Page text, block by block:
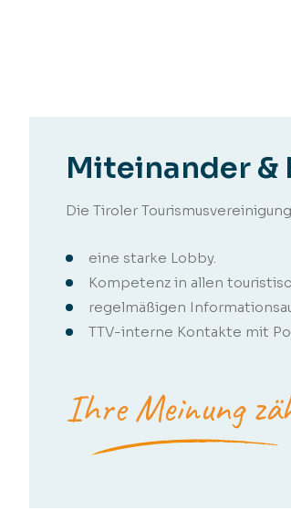
Miteinander &
Die Tiroler
eine starke Lobby.
Kompetenz in allen
regelmäßigen
TTV-interne Kontakte mit
Ihre Meinung